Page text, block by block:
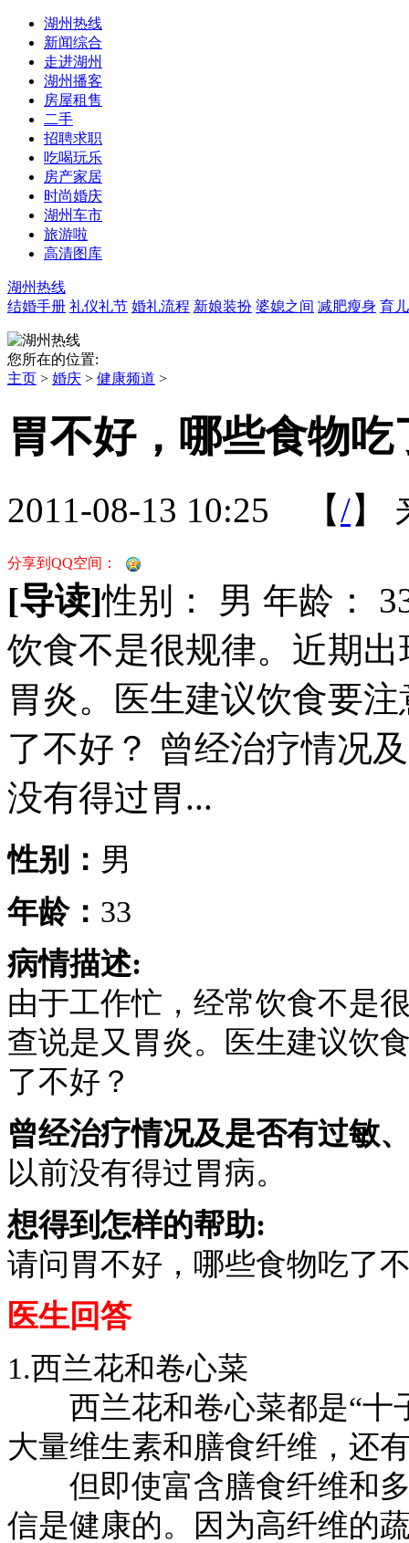
湖州热线
新闻综合
走进湖州
湖州播客
房屋租售
二手
招聘求职
吃喝玩乐
房产家居
时尚婚庆
湖州车市
旅游啦
高清图库
湖州热线
结婚手册 礼仪礼节 婚礼流程 新娘装扮 婆媳之间 减肥瘦身 育
您所在的位置:
主页 > 婚庆 > 健康频道 >
胃不好，哪些食物吃
2011-08-13 10:25 【/】
分享到QQ空间：
[导读]性别： 男 年龄：
饮食不是很规律。近期
胃炎。医生建议饮食要
了不好？ 曾经治疗情况
没有得过胃...
性别： 男
年龄： 33
病情描述:
由于工作忙，经常饮食不是
查说是又胃炎。医生建议饮
了不好？
曾经治疗情况及是否有过敏
以前没有得过胃病。
想得到怎样的帮助:
请问胃不好，哪些食物吃了
医生回答
1.西兰花和卷心菜
西兰花和卷心菜都是“十
大量维生素和膳食纤维，还
但即使富含膳食纤维和多
信是健康的。因为高纤维的